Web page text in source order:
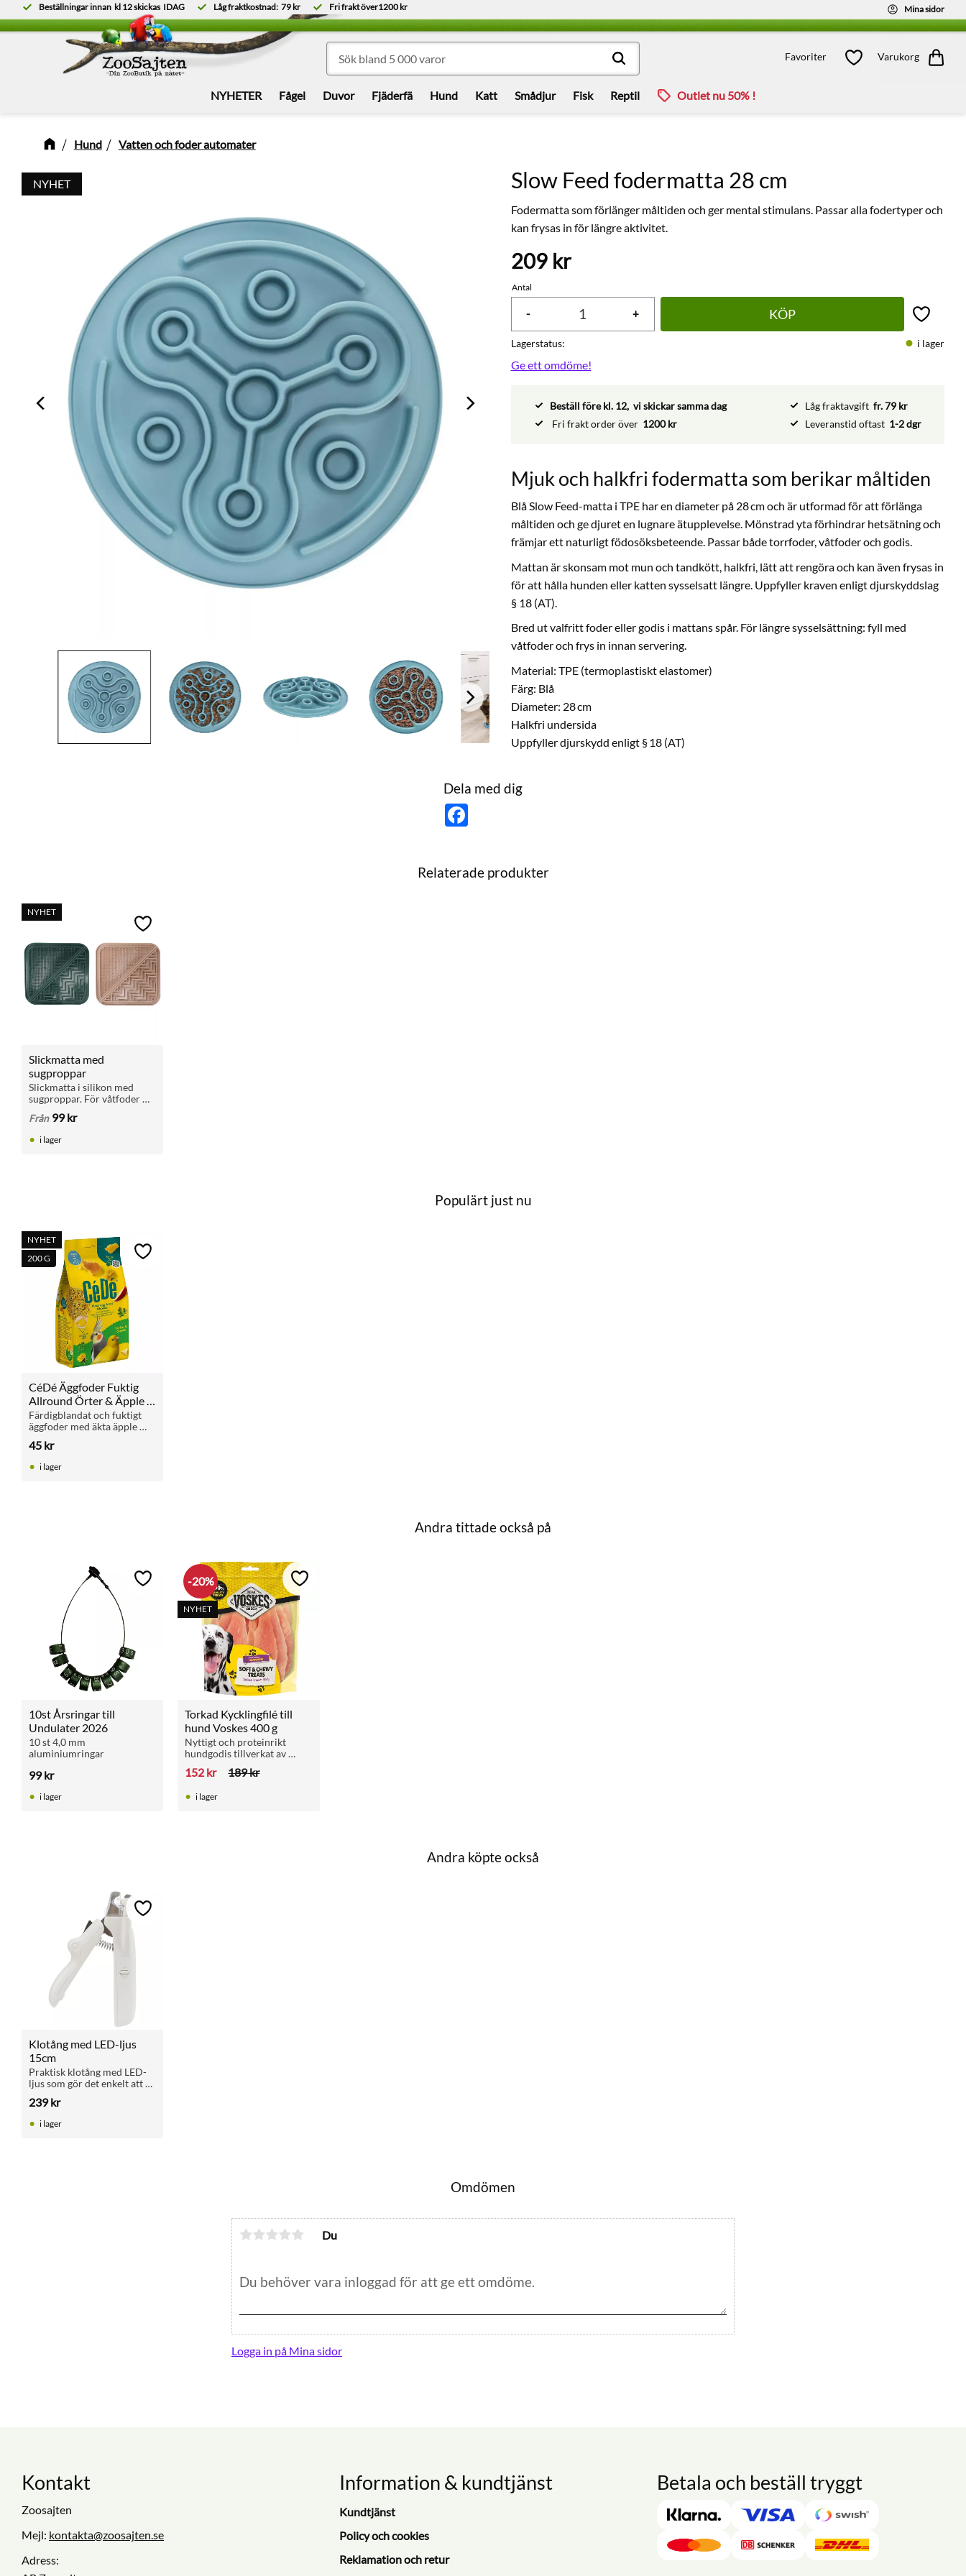
Beställningar innan kl 12skickas IDAG Låg fraktkostnad: 79 kr Fri frakt över1200 kr Mina sidor
Favoriter Varukorg
Favoriter
Kundvagn
NYHETER Fågel Duvor Fjäderfä Hund Katt Smådjur Fisk Reptil Outlet nu 50% !
Hund Vatten och foder automater
Slow Feed fodermatta 28 cm
Fodermatta som förlänger måltiden och ger mental stimulans. Passar alla fodertyper och
kan frysas in för längre aktivitet.
NYHET
209kr
Antal
+
- KÖP Lägg till
Lagerstatus i lager
Ge ett omdöme!
Beställ före kl. 12, vi skickar samma dag Låg fraktavgift fr. 79 kr
Fri frakt order över 1200 kr Leveranstid oftast 1-2 dgr
Mjuk och halkfri fodermatta som berikar måltiden
Blå Slow Feed-matta i TPE har en diameter på 28 cm och är utformad för att förlänga
måltiden och ge djuret en lugnare ätupplevelse. Mönstrad yta förhindrar hetsätning och
främjar ett naturligt födosöksbeteende. Passar både torrfoder, våtfoder och godis.
Mattan är skonsam mot mun och tandkött, halkfri, lätt att rengöra och kan även frysas in
för att hålla hunden eller katten sysselsatt längre. Uppfyller kraven enligt djurskyddslag
§ 18 (AT).
Bred ut valfritt foder eller godis i mattans spår. För längre sysselsättning: fyll med
våtfoder och frys in innan servering.
Material: TPE (termoplastiskt elastomer)
Färg: Blå
Diameter: 28 cm
Halkfri undersida
Uppfyller djurskydd enligt § 18 (AT)
Dela med dig
o
Relaterade produkter
Slickmatta med
sugproppar
Slickmatta i silikon med
sugproppar. För våtfoder
hetsätning hos hund, katt,
Från 99kr
NYHET
Lägg till i favoriter
i lager
Populärt just nu
CéDé Äggfoder Fuktig
Allround Örter & Äpple
200 g
Färdigblandat och fuktigt
äggfoder med äkta äpple
sällskapsfåglar. Ger nyttig
variation, extra vitaminer
och viktiga proteiner.
45 kr
NYHET
200 G
Lägg till i favoriter
i lager
Andra tittade också på
10st Årsringar till
Undulater 2026
10 st 4,0 mm
aluminiumringar
99kr
Lägg till i favoriter
i lager
Torkad Kycklingfilé till
hund Voskes 400 g
Nyttigt och proteinrikt
hundgodis tillverkat av
utan färgämnen eller
med mycket låg fetthalt.
152 kr 189kr
20%
NYHET
Lägg till i favoriter
i lager
Andra köpte också
Klotång med LED-ljus
15cm
Praktisk klotång med LED-
ljus som gör det enkelt att
integrerad fil och
säkerhetslås för en trygg
kloklippning.
239kr
Lägg till i favoriter
i lager
Omdömen
Du
Logga in på Mina sidor
Kontakt
Zoosajten
Mejl: kontakta@zoosajten.se
Adress:
Information & kundtjänst
Kundtjänst
Policy och cookies
Reklamation och retur
Betala och beställ tryggt